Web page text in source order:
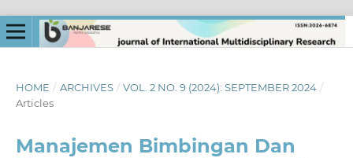
HOME / ARCHIVES / VOL. 2 NO. 9 (2024): SEPTEMBER 2024 /
Articles
Manajemen Bimbingan Dan